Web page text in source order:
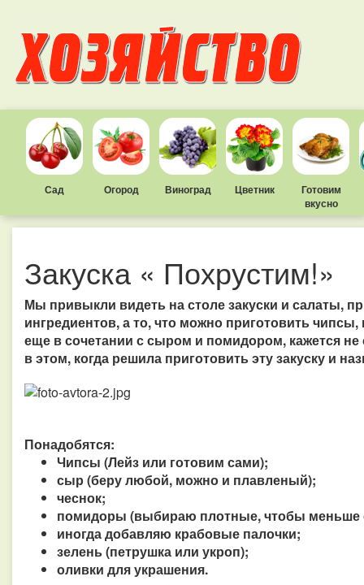
Сад Огород Виноград Цветник
Готовим
вкусно
Закуска « Похрустим!»
Мы привыкли видеть на столе закуски и салаты,
ингредиентов, а то, что можно приготовить
еще в сочетании с сыром и помидором, кажется не
в этом, когда решила приготовить эту закуску и
Понадобятся:
Чипсы (Лейз или готовим сами);
сыр (беру любой, можно и плавленый);
чеснок;
помидоры (выбираю плотные, чтобы меньше
иногда добавляю крабовые палочки;
зелень (петрушка или укроп);
оливки для украшения.